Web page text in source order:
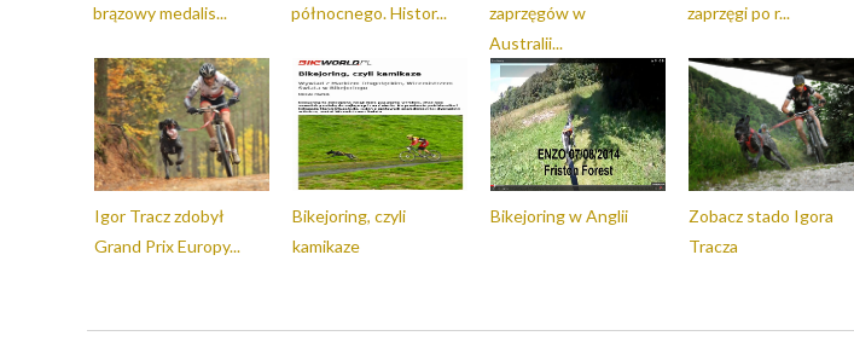
brązowy medalis...
północnego. Histor...
zaprzęgów w
Australii...
zaprzęgi po r...
Igor Tracz zdobył
Grand Prix Europy...
Bikejoring, czyli
kamikaze
Bikejoring w Anglii
Zobacz stado Igora
Tracza